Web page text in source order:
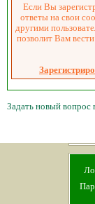
Если Вы
ответы на свои
другими
позволит Вам
Задать новый вопрос